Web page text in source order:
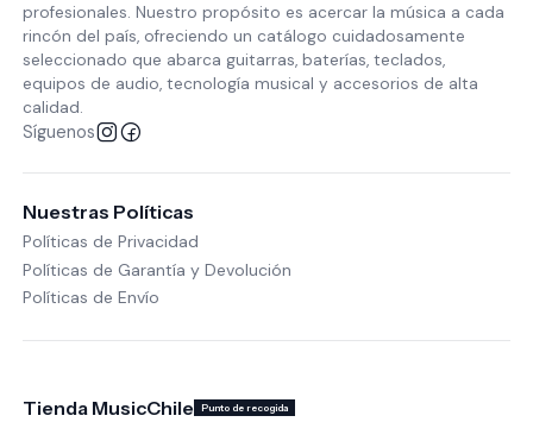
profesionales. Nuestro propósito es acercar la música a cada
rincón del país, ofreciendo un catálogo cuidadosamente
seleccionado que abarca guitarras, baterías, teclados,
equipos de audio, tecnología musical y accesorios de alta
calidad.
Síguenos
Nuestras Políticas
Políticas de Privacidad
Políticas de Garantía y Devolución
Políticas de Envío
Tienda MusicChile Punto de recogida